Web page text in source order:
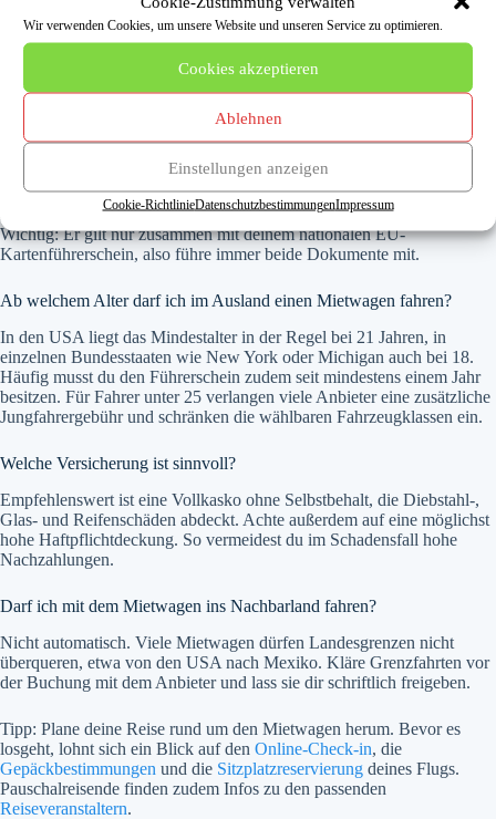
Wir verwenden Cookies, um unsere Website und unseren Service zu optimieren.
Cookies akzeptieren
Ablehnen
Einstellungen anzeigen
Cookie-RichtlinieDatenschutzbestimmungenImpressum
Lies den Vertrag in Ruhe durch und nimm eine Kopie mit, damit
du bei der Rückgabe alles belegen kannst.
Häufige Fragen zum Mietwagenvergleich
Brauche ich einen internationalen Führerschein?
Das hängt vom Reiseland ab. In vielen Ländern wird er empfohlen, in
einigen ist er Pflicht. Er kostet bei der Zulassungs- oder Bürgerbehörde
meist rund 15 bis 20 Euro und ist üblicherweise drei Jahre gültig.
Wichtig: Er gilt nur zusammen mit deinem nationalen EU-
Kartenführerschein, also führe immer beide Dokumente mit.
Ab welchem Alter darf ich im Ausland einen Mietwagen fahren?
In den USA liegt das Mindestalter in der Regel bei 21 Jahren, in
einzelnen Bundesstaaten wie New York oder Michigan auch bei 18.
Häufig musst du den Führerschein zudem seit mindestens einem Jahr
besitzen. Für Fahrer unter 25 verlangen viele Anbieter eine zusätzliche
Jungfahrergebühr und schränken die wählbaren Fahrzeugklassen ein.
Welche Versicherung ist sinnvoll?
Empfehlenswert ist eine Vollkasko ohne Selbstbehalt, die Diebstahl-,
Glas- und Reifenschäden abdeckt. Achte außerdem auf eine möglichst
hohe Haftpflichtdeckung. So vermeidest du im Schadensfall hohe
Nachzahlungen.
Darf ich mit dem Mietwagen ins Nachbarland fahren?
Nicht automatisch. Viele Mietwagen dürfen Landesgrenzen nicht
überqueren, etwa von den USA nach Mexiko. Kläre Grenzfahrten vor
der Buchung mit dem Anbieter und lass sie dir schriftlich freigeben.
Tipp: Plane deine Reise rund um den Mietwagen herum. Bevor es
losgeht, lohnt sich ein Blick auf den Online-Check-in, die
Gepäckbestimmungen und die Sitzplatzreservierung deines Flugs.
Pauschalreisende finden zudem Infos zu den passenden
Reiseveranstaltern.